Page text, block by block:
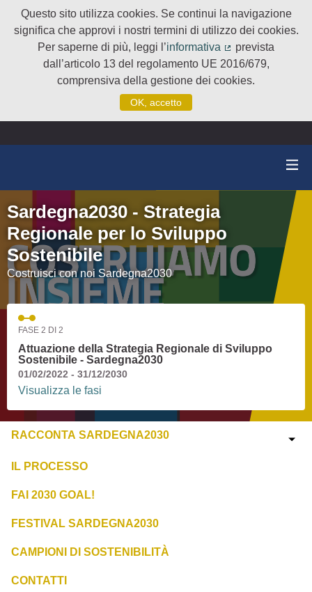
Questo sito utilizza cookies. Se continui la navigazione
significa che approvi i nostri termini di utilizzo dei cookies.
Per saperne di più, leggi l’informativa
(Collegamento
prevista
dall’articolo 13 del regolamento UE 2016/679,
comprensiva della gestione dei cookies.
OK, accetto
Sardegna2030 - Strategia
Regionale per lo Sviluppo
Sostenibile
Costruisci con noi Sardegna2030
FASE 2 DI 2
Attuazione della Strategia Regionale di Sviluppo
Sostenibile - Sardegna2030
01/02/2022 - 31/12/2030
Visualizza le fasi
RACCONTA SARDEGNA2030
IL PROCESSO
FAI 2030 GOAL!
FESTIVAL SARDEGNA2030
CAMPIONI DI SOSTENIBILITÀ
CONTATTI